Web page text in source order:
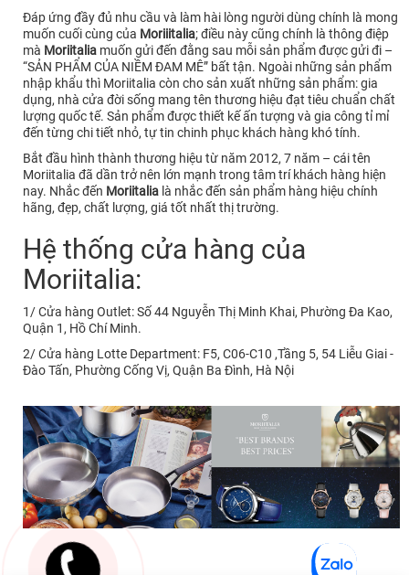
Đáp ứng đầy đủ nhu cầu và làm hài lòng người dùng chính là mong
muốn cuối cùng của Moriiitalia; điều này cũng chính là thông điệp
mà Moriitalia muốn gửi đến đằng sau mỗi sản phẩm được gửi đi –
“SẢN PHẨM CỦA NIỀM ĐAM MÊ” bất tận. Ngoài những sản phẩm
nhập khẩu thì Moriitalia còn cho sản xuất những sản phẩm: gia
dụng, nhà cửa đời sống mang tên thương hiệu đạt tiêu chuẩn chất
lượng quốc tế. Sản phẩm được thiết kế ấn tượng và gia công tỉ mỉ
đến từng chi tiết nhỏ, tự tin chinh phục khách hàng khó tính.
Bắt đầu hình thành thương hiệu từ năm 2012, 7 năm – cái tên
Moriitalia đã dần trở nên lớn mạnh trong tâm trí khách hàng hiện
nay. Nhắc đến Moriitalia là nhắc đến sản phẩm hàng hiệu chính
hãng, đẹp, chất lượng, giá tốt nhất thị trường.
Hệ thống cửa hàng của
Moriitalia:
1/ Cửa hàng Outlet: Số 44 Nguyễn Thị Minh Khai, Phường Đa Kao,
Quận 1, Hồ Chí Minh.
2/ Cửa hàng Lotte Department: F5, C06-C10 ,Tầng 5, 54 Liễu Giai -
Đào Tấn, Phường Cống Vị, Quận Ba Đình, Hà Nội